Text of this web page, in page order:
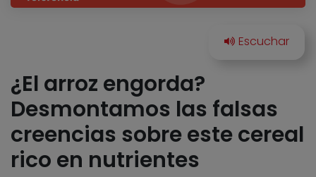
¿El arroz engorda?
Desmontamos las falsas
creencias sobre este cereal
rico en nutrientes